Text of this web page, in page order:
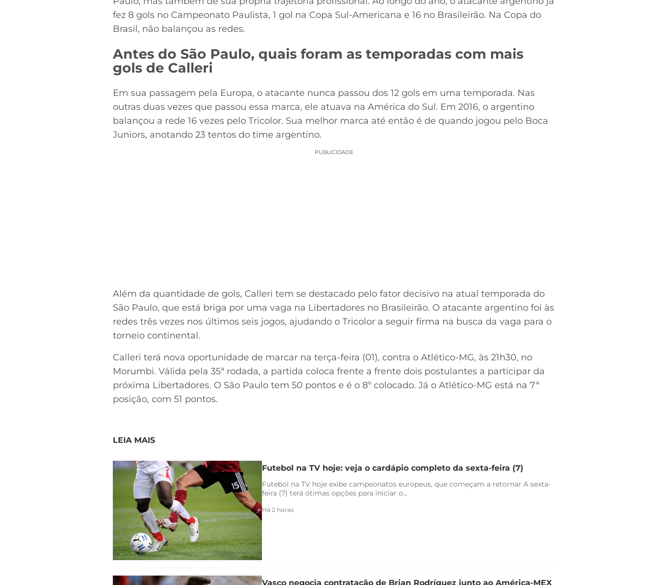
fez 8 gols no Campeonato Paulista, 1 gol na Copa Sul-Americana e 16 no Brasileirão. Na Copa do
Brasil, não balançou as redes.
Antes do São Paulo, quais foram as temporadas com mais
gols de Calleri
Em sua passagem pela Europa, o atacante nunca passou dos 12 gols em uma temporada. Nas
outras duas vezes que passou essa marca, ele atuava na América do Sul. Em 2016, o argentino
balançou a rede 16 vezes pelo Tricolor. Sua melhor marca até então é de quando jogou pelo Boca
Juniors, anotando 23 tentos do time argentino.
PUBLICIDADE
Além da quantidade de gols, Calleri tem se destacado pelo fator decisivo na atual temporada do
São Paulo, que está briga por uma vaga na Libertadores no Brasileirão. O atacante argentino foi às
redes três vezes nos últimos seis jogos, ajudando o Tricolor a seguir firma na busca da vaga para o
torneio continental.
Calleri terá nova oportunidade de marcar na terça-feira (01), contra o Atlético-MG, às 21h30, no
Morumbi. Válida pela 35ª rodada, a partida coloca frente a frente dois postulantes a participar da
próxima Libertadores. O São Paulo tem 50 pontos e é o 8º colocado. Já o Atlético-MG está na 7ª
posição, com 51 pontos.
LEIA MAIS
Futebol na TV hoje: veja o cardápio completo da sexta-feira (7)
Futebol na TV hoje exibe campeonatos europeus, que começam a retornar A sexta-
feira (7) terá ótimas opções para iniciar o...
Há 2 horas
Vasco negocia contratação de Brian Rodríguez junto ao América-MEX